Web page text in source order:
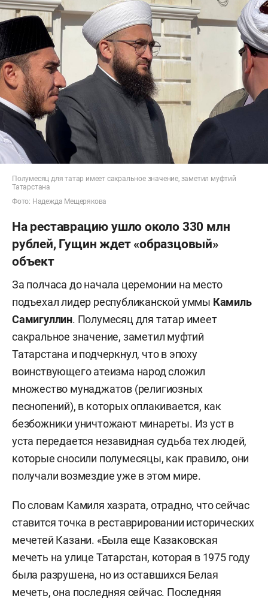
Полумесяц для татар имеет сакральное значение, заметил муфтий
Татарстана
Фото: Надежда Мещерякова
На реставрацию ушло около 330 млн
рублей, Гущин ждет «образцовый»
объект
За полчаса до начала церемонии на место
подъехал лидер республиканской уммы Камиль
Самигуллин. Полумесяц для татар имеет
сакральное значение, заметил муфтий
Татарстана и подчеркнул, что в эпоху
воинствующего атеизма народ сложил
множество мунаджатов (религиозных
песнопений), в которых оплакивается, как
безбожники уничтожают минареты. Из уст в
уста передается незавидная судьба тех людей,
которые сносили полумесяцы, как правило, они
получали возмездие уже в этом мире.
По словам Камиля хазрата, отрадно, что сейчас
ставится точка в реставрировании исторических
мечетей Казани. «Была еще Казаковская
мечеть на улице Татарстан, которая в 1975 году
была разрушена, но из оставшихся Белая
мечеть, она последняя сейчас. Последняя